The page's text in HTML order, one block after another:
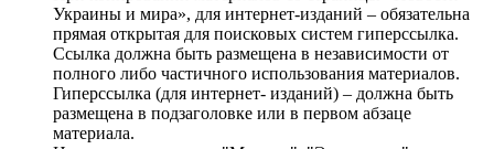
Украины и мира», для интернет-изданий – обязательна
прямая открытая для поисковых систем гиперссылка.
Ссылка должна быть размещена в независимости от
полного либо частичного использования материалов.
Гиперссылка (для интернет- изданий) – должна быть
размещена в подзаголовке или в первом абзаце
материала.